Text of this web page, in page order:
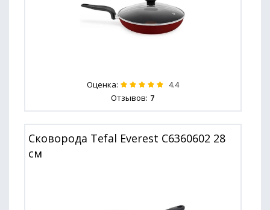
Оценка: 4.4
Отзывов: 7
Сковорода Tefal Everest C6360602 28
см